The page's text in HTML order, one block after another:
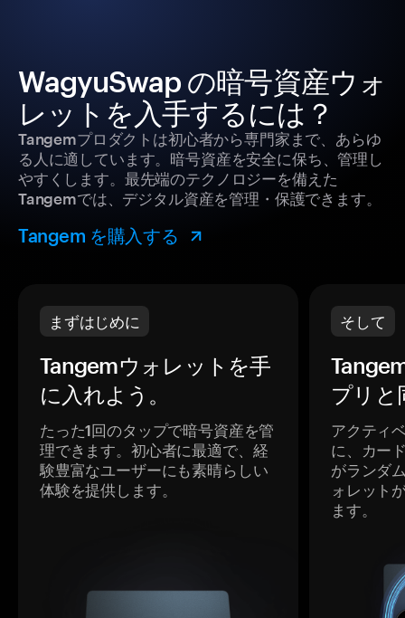
WagyuSwap の暗号資産ウォ
レットを入手するには？
Tangemプロダクトは初心者から専門家まで、あらゆ
る人に適しています。暗号資産を安全に保ち、管理し
やすくします。最先端のテクノロジーを備えた
Tangemでは、デジタル資産を管理・保護できます。
Tangem を購入する
まずはじめに
Tangemウォレットを手
に入れよう。
たった1回のタップで暗号資産を管
理できます。初心者に最適で、経
験豊富なユーザーにも素晴らしい
体験を提供します。
そして
プリと
アクティ
に、カー
がランダ
ォレット
ます。